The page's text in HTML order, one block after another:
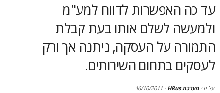
לדווח למע"מ
לשלם אותו בעת קבלת
על העסקה, ניתנה אך ורק
בתחום השירותים.
-
16/10/2011